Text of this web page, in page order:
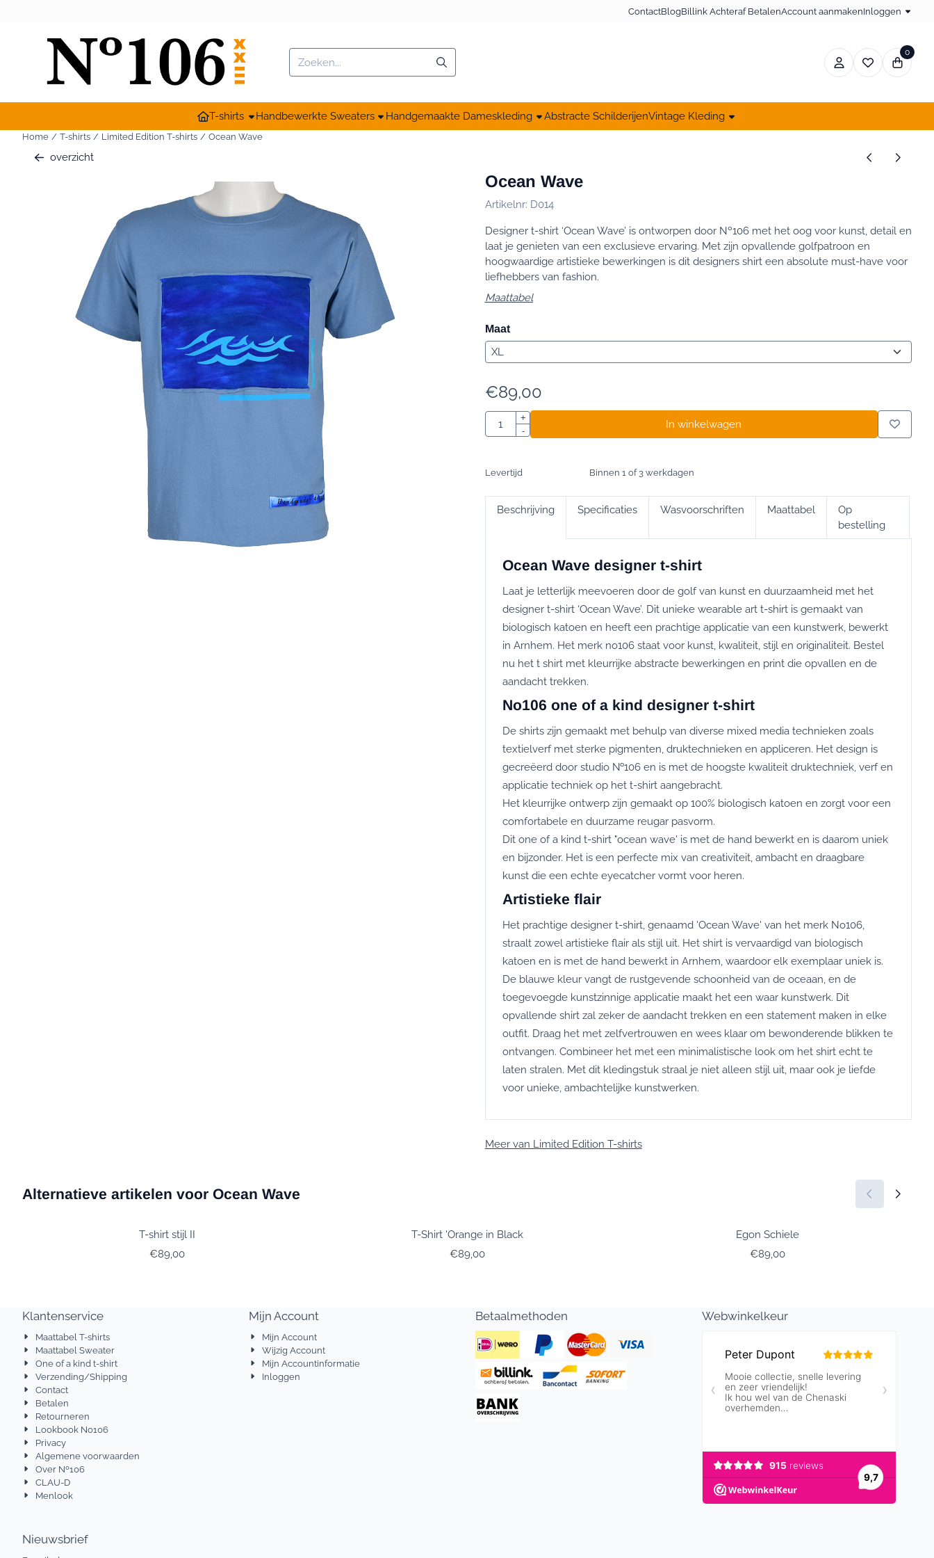
ContactBlogBillink Achteraf BetalenAccount aanmakenInloggen
0
T-shirts Handbewerkte Sweaters Handgemaakte Dameskleding Abstracte SchilderijenVintage Kleding
Home / T-shirts / Limited Edition T-shirts / Ocean Wave
overzicht
Ocean Wave
Artikelnr: D014
Designer t-shirt ‘Ocean Wave’ is ontworpen door Nº106 met het oog voor kunst, detail en
laat je genieten van een exclusieve ervaring. Met zijn opvallende golfpatroon en
hoogwaardige artistieke bewerkingen is dit designers shirt een absolute must-have voor
liefhebbers van fashion.
Maattabel
Maat
€89,00
+
-
In winkelwagen
Levertijd Binnen 1 of 3 werkdagen
Beschrijving Specificaties Wasvoorschriften Maattabel
Op
bestelling
Ocean Wave designer t-shirt
Laat je letterlijk meevoeren door de golf van kunst en duurzaamheid met het
designer t-shirt ‘Ocean Wave’. Dit unieke wearable art t-shirt is gemaakt van
biologisch katoen en heeft een prachtige applicatie van een kunstwerk, bewerkt
in Arnhem. Het merk no106 staat voor kunst, kwaliteit, stijl en originaliteit. Bestel
nu het t shirt met kleurrijke abstracte bewerkingen en print die opvallen en de
aandacht trekken.
No106 one of a kind designer t-shirt
De shirts zijn gemaakt met behulp van diverse mixed media technieken zoals
textielverf met sterke pigmenten, druktechnieken en appliceren. Het design is
gecreëerd door studio №106 en is met de hoogste kwaliteit druktechniek, verf en
applicatie techniek op het t-shirt aangebracht.
Het kleurrijke ontwerp zijn gemaakt op 100% biologisch katoen en zorgt voor een
comfortabele en duurzame reugar pasvorm.
Dit one of a kind t-shirt "ocean wave' is met de hand bewerkt en is daarom uniek
en bijzonder. Het is een perfecte mix van creativiteit, ambacht en draagbare
kunst die een echte eyecatcher vormt voor heren.
Artistieke flair
Het prachtige designer t-shirt, genaamd 'Ocean Wave' van het merk No106,
straalt zowel artistieke flair als stijl uit. Het shirt is vervaardigd van biologisch
katoen en is met de hand bewerkt in Arnhem, waardoor elk exemplaar uniek is.
De blauwe kleur vangt de rustgevende schoonheid van de oceaan, en de
toegevoegde kunstzinnige applicatie maakt het een waar kunstwerk. Dit
opvallende shirt zal zeker de aandacht trekken en een statement maken in elke
outfit. Draag het met zelfvertrouwen en wees klaar om bewonderende blikken te
ontvangen. Combineer het met een minimalistische look om het shirt echt te
laten stralen. Met dit kledingstuk straal je niet alleen stijl uit, maar ook je liefde
voor unieke, ambachtelijke kunstwerken.
Meer van Limited Edition T-shirts
Alternatieve artikelen voor Ocean Wave
T-shirt stijl II
Prijs: 89,00
€89,00
T-Shirt 'Orange in Black
Prijs: 89,00
€89,00
Egon Schiele
Prijs: 89,00
€89,00
Klantenservice
Maattabel T-shirts
Maattabel Sweater
One of a kind t-shirt
Verzending/Shipping
Contact
Betalen
Retourneren
Lookbook No106
Privacy
Algemene voorwaarden
Over Nº106
CLAU-D
Menlook
Mijn Account
Mijn Account
Wijzig Account
Mijn Accountinformatie
Inloggen
Betaalmethoden Webwinkelkeur
Nieuwsbrief